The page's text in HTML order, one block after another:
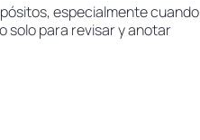
especialmente cuando
solo para revisar y anotar